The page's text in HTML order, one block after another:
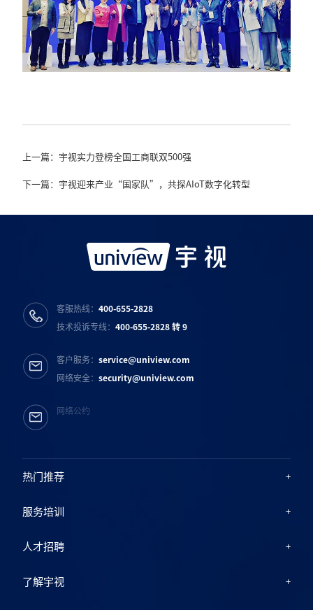
上一篇：宇视实力登榜全国工商联双500强
下一篇：宇视迎来产业“国家队”，共探AIoT数字化转型
热门推荐
服务培训
人才招聘
了解宇视
客服热线：400-655-2828
技术投诉专线：400-655-2828 转 9
客户服务：service@uniview.com
网络安全：security@uniview.com
网络公约